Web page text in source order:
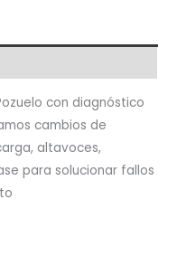
con diagnóstico
cambios de
altavoces,
para solucionar fallos